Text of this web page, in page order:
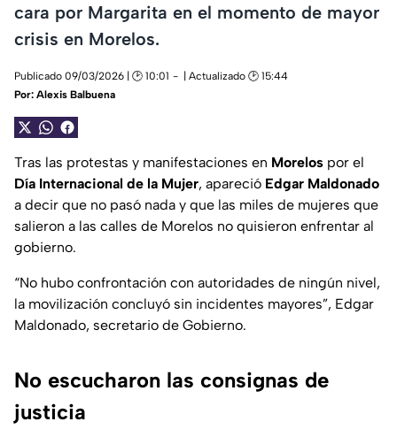
cara por Margarita en el momento de mayor
crisis en Morelos.
Publicado 09/03/2026 | 🕑 10:01
| Actualizado 🕑 15:44
Por: Alexis Balbuena
Tras las protestas y manifestaciones en Morelos por el
Día Internacional de la Mujer, apareció Edgar Maldonado
a decir que no pasó nada y que las miles de mujeres que
salieron a las calles de Morelos no quisieron enfrentar al
gobierno.
“No hubo confrontación con autoridades de ningún nivel,
la movilización concluyó sin incidentes mayores”, Edgar
Maldonado, secretario de Gobierno.
No escucharon las consignas de
justicia